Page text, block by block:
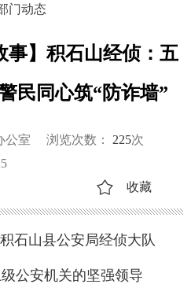
门动态
事】积石山经侦：五
民同心筑“防诈墙”
公室 浏览次数： 225次
收藏
石山县公安局经侦大队
公安机关的坚强领导